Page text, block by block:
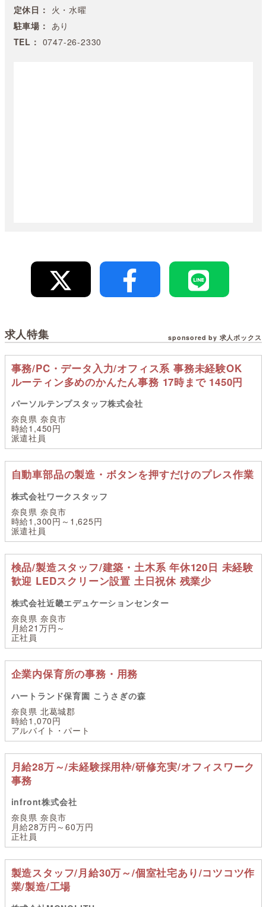
定休日： 火・水曜
駐車場： あり
TEL： 0747-26-2330
求人特集 sponsored by 求人ボックス
事務/PC・データ入力/オフィス系 事務未経験OK
ルーティン多めのかんたん事務 17時まで 1450円
パーソルテンプスタッフ株式会社
奈良県 奈良市
時給1,450円
派遣社員
自動車部品の製造・ボタンを押すだけのプレス作業
株式会社ワークスタッフ
奈良県 奈良市
時給1,300円～1,625円
派遣社員
検品/製造スタッフ/建築・土木系 年休120日 未経験
歓迎 LEDスクリーン設置 土日祝休 残業少
株式会社近畿エデュケーションセンター
奈良県 奈良市
月給21万円～
正社員
企業内保育所の事務・用務
ハートランド保育園 こうさぎの森
奈良県 北葛城郡
時給1,070円
アルバイト・パート
月給28万～/未経験採用枠/研修充実/オフィスワーク
事務
infront株式会社
奈良県 奈良市
月給28万円～60万円
正社員
製造スタッフ/月給30万～/個室社宅あり/コツコツ作
業/製造/工場